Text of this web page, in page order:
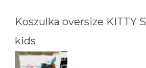
Koszulka oversize KITTY
kids